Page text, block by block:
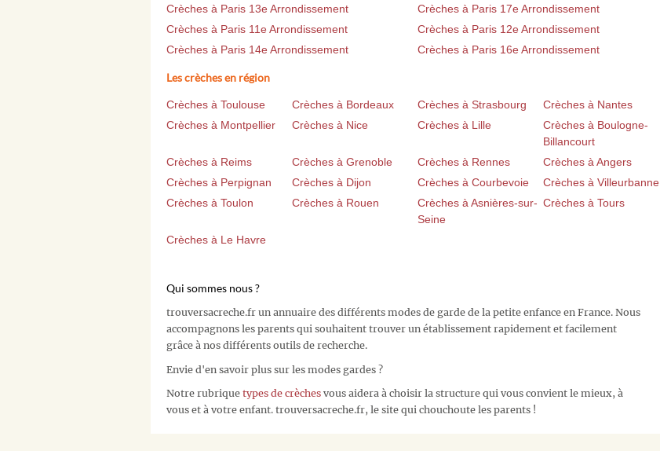
Crèches à Paris 13e Arrondissement
Crèches à Paris 17e Arrondissement
Crèches à Paris 11e Arrondissement
Crèches à Paris 12e Arrondissement
Crèches à Paris 14e Arrondissement
Crèches à Paris 16e Arrondissement
Les crèches en région
Crèches à Toulouse Crèches à Bordeaux Crèches à Strasbourg
Crèches à Nantes
Crèches à Montpellier
Crèches à Nice Crèches à Lille
Crèches à Boulogne-
Billancourt
Crèches à Reims
Crèches à Grenoble Crèches à Rennes
Crèches à Angers
Crèches à Perpignan
Crèches à Dijon Crèches à Courbevoie
Crèches à Villeurbanne
Crèches à Toulon
Crèches à Rouen
Crèches à Asnières-sur-
Seine
Crèches à Tours
Crèches à Le Havre
Qui sommes nous ?
trouversacreche.fr un annuaire des différents modes de garde de la petite enfance en France. Nous
accompagnons les parents qui souhaitent trouver un établissement rapidement et facilement
grâce à nos différents outils de recherche.
Envie d'en savoir plus sur les modes gardes ?
Notre rubrique types de crèches vous aidera à choisir la structure qui vous convient le mieux, à
vous et à votre enfant. trouversacreche.fr, le site qui chouchoute les parents !